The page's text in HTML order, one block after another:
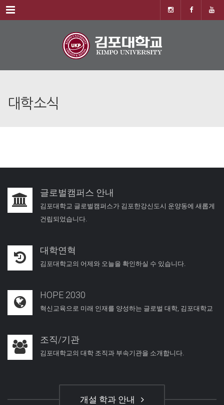
Menu
대학소식
글로벌캠퍼스 안내
김포대학교 글로벌캠퍼스가 김포한강신도시 운양동에 새롭게
건립되었습니다.
대학연혁
김포대학교의 어제와 오늘을 확인하실 수 있습니다.
HOPE 2030
혁신교육으로 미래 인재를 양성하는 글로벌 대학, 김포대학교
조직/기관
김포대학교의 대학 조직과 부속기관을 소개합니다.
개설 학과 안내